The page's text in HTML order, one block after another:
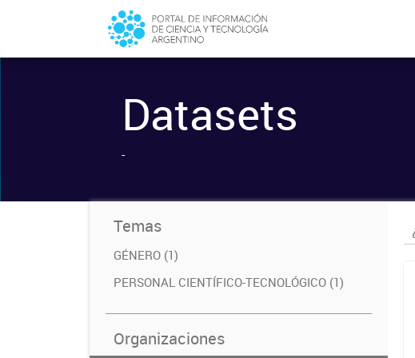
Datasets
-
Temas
GÉNERO (1)
PERSONAL CIENTÍFICO-TECNOLÓGICO (1)
Organizaciones